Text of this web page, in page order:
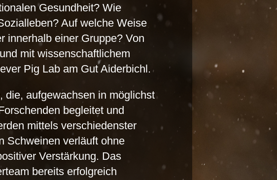
Gesundheit? Wie
Auf welche Weise
innerhalb einer Gruppe? Von
mit wissenschaftlichem
Pig Lab am Gut Aiderbichl.
die, aufgewachsen in möglichst
begleitet und
mittels verschiedenster
Schweinen verläuft ohne
Verstärkung. Das
bereits erfolgreich